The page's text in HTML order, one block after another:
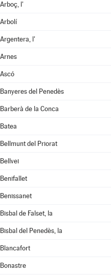
Arboç, l'
Arbolí
Argentera, l'
Arnes
Ascó
Banyeres del Penedès
Barberà de la Conca
Batea
Bellmunt del Priorat
Bellvei
Benifallet
Benissanet
Bisbal de Falset, la
Bisbal del Penedès, la
Blancafort
Bonastre